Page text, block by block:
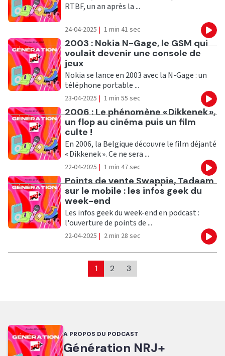
RTBF, un an après la ...
24-04-2025 | 1 min 41 sec
Ecouter
2003 : Nokia N-Gage, le GSM qui
voulait devenir une console de
jeux
Nokia se lance en 2003 avec la N-Gage : un
téléphone portable ...
23-04-2025 | 1 min 55 sec
Ecouter
2006 : Le phénomène « Dikkenek »,
un flop au cinéma puis un film
culte !
En 2006, la Belgique découvre le film déjanté
« Dikkenek ». Ce ne sera ...
22-04-2025 | 1 min 47 sec
Ecouter
Points de vente Swappie, Tadaam
sur le mobile : les infos geek du
week-end
Les infos geek du week-end en podcast :
l'ouverture de points de ...
22-04-2025 | 2 min 28 sec
1 2 3
A PROPOS DU PODCAST
Génération NRJ+